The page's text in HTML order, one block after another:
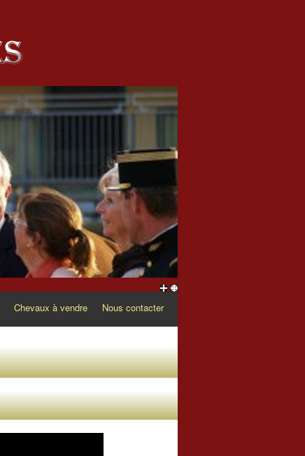
Chevaux à vendre Nous contacter